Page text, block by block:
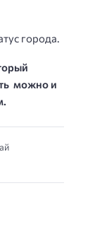
города.
можно и